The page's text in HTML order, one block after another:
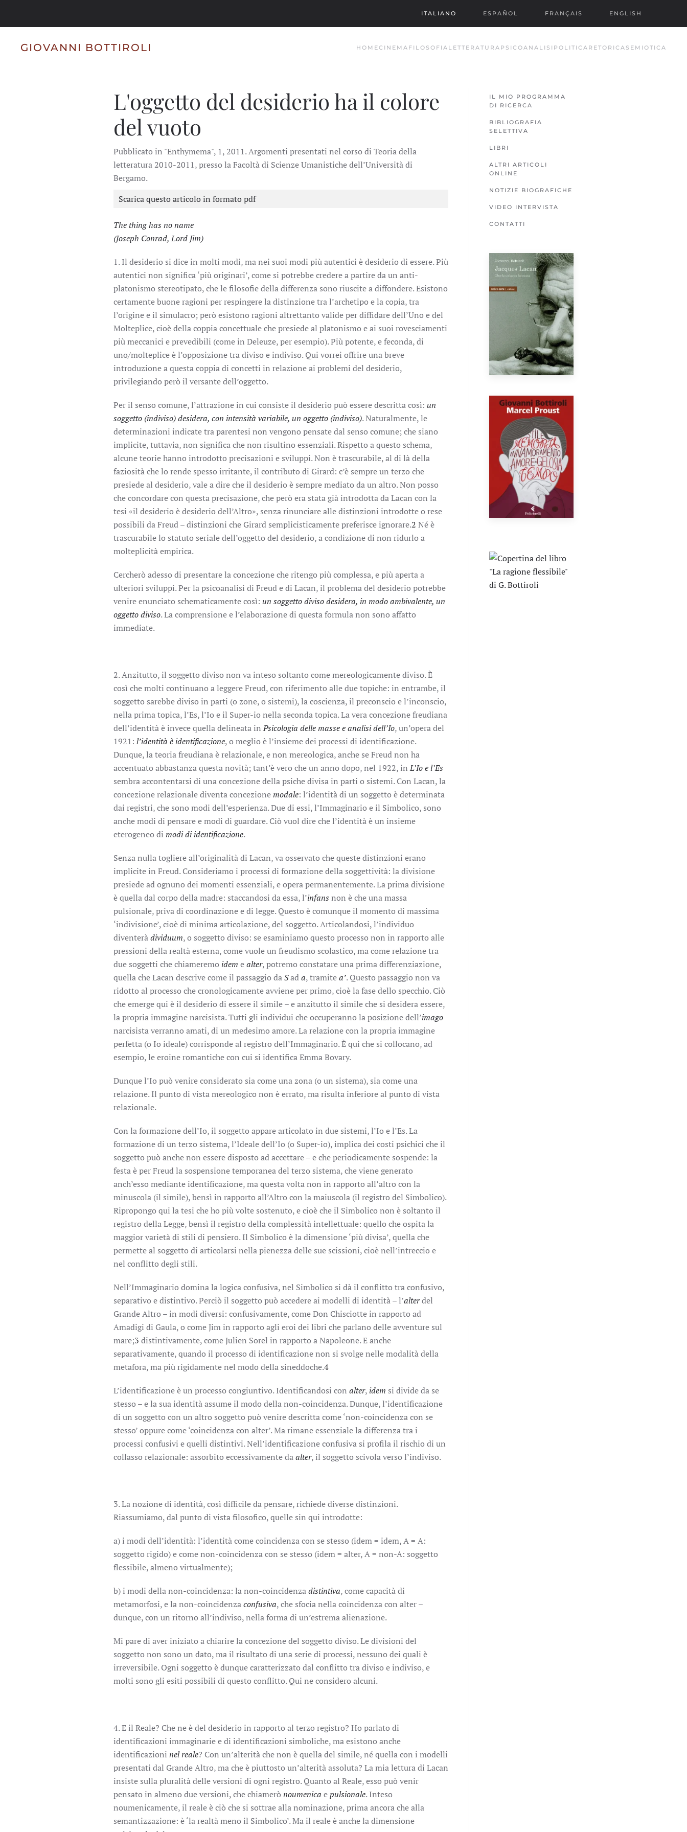
ITALIANO ESPAÑOL FRANÇAIS ENGLISH
GIOVANNI BOTTIROLI HOMECINEMA FILOSOFIA LETTERATURA PSICOANALISI POLITICA RETORICA SEMIOTICA
L'oggetto del desiderio ha il colore
del vuoto
Pubblicato in "Enthymema", 1, 2011. Argomenti presentati nel corso di Teoria della
letteratura 2010-2011, presso la Facoltà di Scienze Umanistiche dell’Università di
Bergamo.
Scarica questo articolo in formato pdf
The thing has no name
(Joseph Conrad, Lord Jim)
1. Il desiderio si dice in molti modi, ma nei suoi modi più autentici è desiderio di essere. Più
autentici non significa ‘più originari’, come si potrebbe credere a partire da un anti-
platonismo stereotipato, che le filosofie della differenza sono riuscite a diffondere. Esistono
certamente buone ragioni per respingere la distinzione tra l’archetipo e la copia, tra
l’origine e il simulacro; però esistono ragioni altrettanto valide per diffidare dell’Uno e del
Molteplice, cioè della coppia concettuale che presiede al platonismo e ai suoi rovesciamenti
più meccanici e prevedibili (come in Deleuze, per esempio). Più potente, e feconda, di
uno/molteplice è l’opposizione tra diviso e indiviso. Qui vorrei offrire una breve
introduzione a questa coppia di concetti in relazione ai problemi del desiderio,
privilegiando però il versante dell’oggetto.
Per il senso comune, l’attrazione in cui consiste il desiderio può essere descritta così: un
soggetto (indiviso) desidera, con intensità variabile, un oggetto (indiviso). Naturalmente, le
determinazioni indicate tra parentesi non vengono pensate dal senso comune; che siano
implicite, tuttavia, non significa che non risultino essenziali. Rispetto a questo schema,
alcune teorie hanno introdotto precisazioni e sviluppi. Non è trascurabile, al di là della
faziosità che lo rende spesso irritante, il contributo di Girard: c’è sempre un terzo che
presiede al desiderio, vale a dire che il desiderio è sempre mediato da un altro. Non posso
che concordare con questa precisazione, che però era stata già introdotta da Lacan con la
tesi «il desiderio è desiderio dell’Altro», senza rinunciare alle distinzioni introdotte o rese
possibili da Freud – distinzioni che Girard semplicisticamente preferisce ignorare.2 Né è
trascurabile lo statuto seriale dell’oggetto del desiderio, a condizione di non ridurlo a
molteplicità empirica.
Cercherò adesso di presentare la concezione che ritengo più complessa, e più aperta a
ulteriori sviluppi. Per la psicoanalisi di Freud e di Lacan, il problema del desiderio potrebbe
venire enunciato schematicamente così: un soggetto diviso desidera, in modo ambivalente, un
oggetto diviso. La comprensione e l’elaborazione di questa formula non sono affatto
immediate.
2. Anzitutto, il soggetto diviso non va inteso soltanto come mereologicamente diviso. È
così che molti continuano a leggere Freud, con riferimento alle due topiche: in entrambe, il
soggetto sarebbe diviso in parti (o zone, o sistemi), la coscienza, il preconscio e l’inconscio,
nella prima topica, l’Es, l’Io e il Super-io nella seconda topica. La vera concezione freudiana
dell’identità è invece quella delineata inPsicologia delle masse e analisi dell’Io, un’opera del
1921: l’identità è identificazione, o meglio è l’insieme dei processi di identificazione.
Dunque, la teoria freudiana è relazionale, e non mereologica, anche se Freud non ha
accentuato abbastanza questa novità; tant’è vero che un anno dopo, nel 1922, inL’Io e l’Es
sembra accontentarsi di una concezione della psiche divisa in parti o sistemi. Con Lacan, la
concezione relazionale diventa concezionemodale: l’identità di un soggetto è determinata
dai registri, che sono modi dell’esperienza. Due di essi, l’Immaginario e il Simbolico, sono
anche modi di pensare e modi di guardare. Ciò vuol dire che l’identità è un insieme
eterogeneo di modi di identificazione.
Senza nulla togliere all’originalità di Lacan, va osservato che queste distinzioni erano
implicite in Freud. Consideriamo i processi di formazione della soggettività: la divisione
presiede ad ognuno dei momenti essenziali, e opera permanentemente. La prima divisione
è quella dal corpo della madre: staccandosi da essa, l’infans non è che una massa
pulsionale, priva di coordinazione e di legge. Questo è comunque il momento di massima
‘indivisione’, cioè di minima articolazione, del soggetto. Articolandosi, l’individuo
diventeràdividuum, o soggetto diviso: se esaminiamo questo processo non in rapporto alle
pressioni della realtà esterna, come vuole un freudismo scolastico, ma come relazione tra
due soggetti che chiameremo idem ealter, potremo constatare una prima differenziazione,
quella che Lacan descrive come il passaggio daSada, tramitea’. Questo passaggio non va
ridotto al processo che cronologicamente avviene per primo, cioè la fase dello specchio. Ciò
che emerge qui è il desiderio di essere il simile – e anzitutto il simile che si desidera essere,
la propria immagine narcisista. Tutti gli individui che occuperanno la posizione dell’imago
narcisista verranno amati, di un medesimo amore. La relazione con la propria immagine
perfetta (o Io ideale) corrisponde al registro dell’Immaginario. È qui che si collocano, ad
esempio, le eroine romantiche con cui si identifica Emma Bovary.
Dunque l’Io può venire considerato sia come una zona (o un sistema), sia come una
relazione. Il punto di vista mereologico non è errato, ma risulta inferiore al punto di vista
relazionale.
Con la formazione dell’Io, il soggetto appare articolato in due sistemi, l’Io e l’Es. La
formazione di un terzo sistema, l’Ideale dell’Io (o Super-io), implica dei costi psichici che il
soggetto può anche non essere disposto ad accettare – e che periodicamente sospende: la
festa è per Freud la sospensione temporanea del terzo sistema, che viene generato
anch’esso mediante identificazione, ma questa volta non in rapporto all’altro con la
minuscola (il simile), bensì in rapporto all’Altro con la maiuscola (il registro del Simbolico).
Ripropongo qui la tesi che ho più volte sostenuto, e cioè che il Simbolico non è soltanto il
registro della Legge, bensì il registro della complessità intellettuale: quello che ospita la
maggior varietà di stili di pensiero. Il Simbolico è la dimensione ‘più divisa’, quella che
permette al soggetto di articolarsi nella pienezza delle sue scissioni, cioè nell’intreccio e
nel conflitto degli stili.
Nell’Immaginario domina la logica confusiva, nel Simbolico si dà il conflitto tra confusivo,
separativo e distintivo. Perciò il soggetto può accedere ai modelli di identità – l’alterdel
Grande Altro – in modi diversi: confusivamente, come Don Chisciotte in rapporto ad
Amadigi di Gaula, o come Jim in rapporto agli eroi dei libri che parlano delle avventure sul
mare;3 distintivamente, come Julien Sorel in rapporto a Napoleone. E anche
separativamente, quando il processo di identificazione non si svolge nelle modalità della
metafora, ma più rigidamente nel modo della sineddoche.4
L’identificazione è un processo congiuntivo. Identificandosi con alter, idem si divide da se
stesso – e la sua identità assume il modo della non-coincidenza. Dunque, l’identificazione
di un soggetto con un altro soggetto può venire descritta come ‘non-coincidenza con se
stesso’ oppure come ‘coincidenza con alter’. Ma rimane essenziale la differenza tra i
processi confusivi e quelli distintivi. Nell’identificazione confusiva si profila il rischio di un
collasso relazionale: assorbito eccessivamente daalter, il soggetto scivola verso l’indiviso.
3. La nozione di identità, così difficile da pensare, richiede diverse distinzioni.
Riassumiamo, dal punto di vista filosofico, quelle sin qui introdotte:
a) i modi dell’identità: l’identità come coincidenza con se stesso (idem = idem, A = A:
soggetto rigido) e come non-coincidenza con se stesso (idem = alter, A = non-A: soggetto
flessibile, almeno virtualmente);
b) i modi della non-coincidenza: la non-coincidenzadistintiva, come capacità di
metamorfosi, e la non-coincidenzaconfusiva, che sfocia nella coincidenza con alter –
dunque, con un ritorno all’indiviso, nella forma di un’estrema alienazione.
Mi pare di aver iniziato a chiarire la concezione del soggetto diviso. Le divisioni del
soggetto non sono un dato, ma il risultato di una serie di processi, nessuno dei quali è
irreversibile. Ogni soggetto è dunque caratterizzato dal conflitto tra diviso e indiviso, e
molti sono gli esiti possibili di questo conflitto. Qui ne considero alcuni.
4. E il Reale? Che ne è del desiderio in rapporto al terzo registro? Ho parlato di
identificazioni immaginarie e di identificazioni simboliche, ma esistono anche
identificazioni nel reale? Con un’alterità che non è quella del simile, né quella con i modelli
presentati dal Grande Altro, ma che è piuttosto un’alterità assoluta? La mia lettura di Lacan
insiste sulla pluralità delle versioni di ogni registro. Quanto al Reale, esso può venir
pensato in almeno due versioni, che chiamerò noumenica epulsionale. Inteso
noumenicamente, il reale è ciò che si sottrae alla nominazione, prima ancora che alla
semantizzazione: è ‘la realtà meno il Simbolico’. Ma il reale è anche la dimensione
IL MIO PROGRAMMA
DI RICERCA
BIBLIOGRAFIA
SELETTIVA
LIBRI
ALTRI ARTICOLI
ONLINE
NOTIZIE BIOGRAFICHE
VIDEO INTERVISTA
CONTATTI